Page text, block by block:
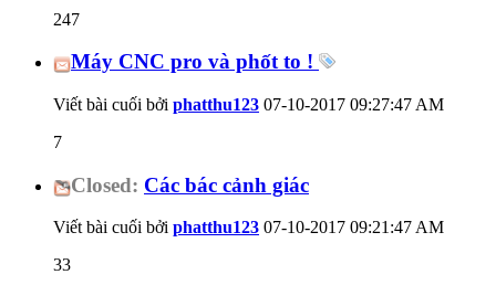
247
Máy CNC pro và phốt to !
Viết bài cuối bởi phatthu123 07-10-2017 09:27:47 AM
7
Closed: Các bác cảnh giác
Viết bài cuối bởi phatthu123 07-10-2017 09:21:47 AM
33